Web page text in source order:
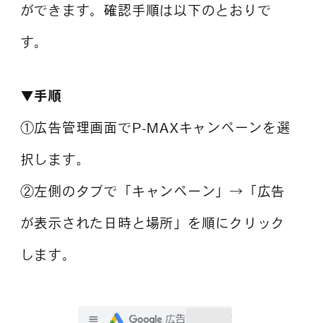
ができます。確認手順は以下のとおりで
す。
▼手順
①広告管理画面でP-MAXキャンペーンを選
択します。
②左側のタブで「キャンペーン」→「広告
が表示された日時と場所」を順にクリック
します。